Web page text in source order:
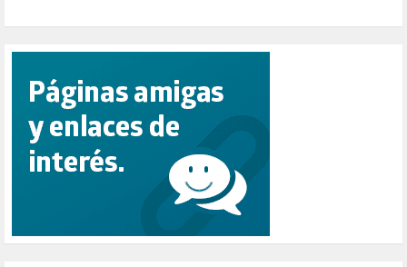
PUERTO DE VALENCIA (1)
RACISMO (1)
RELIGIÓN (114)
REPUBLICA (1)
SALUD (108)
SENSIBILIZACIÓN (576)
SINDICATOS (12)
TTIP (6)